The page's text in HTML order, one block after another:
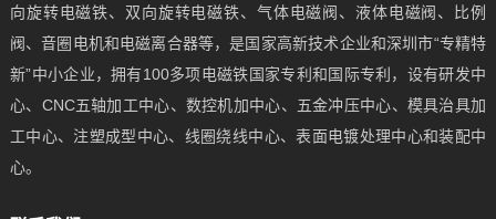
向旋转电磁铁、双向旋转电磁铁、气体电磁阀、液体电磁阀、比例
阀、音圈电机和电磁离合器等，是国家高新技术企业和深圳市“专精特
新”中小企业，拥有100多项电磁铁国家专利和国际专利，设有研发中
心、CNC五轴加工中心、数控机加中心、五金冲压中心、模具治具加
工中心、注塑成型中心、线圈绕线中心、表面电镀处理中心和装配中
心。